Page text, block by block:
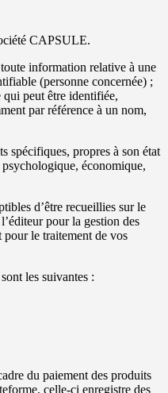
CAPSULE.
information relative à une
(personne concernée) ;
qui peut être identifiée,
par référence à un nom,
spécifiques, propres à son état
économique,
d’être recueillies sur le
pour la gestion des
pour le traitement de vos
les suivantes :
du paiement des produits
celle-ci enregistre des